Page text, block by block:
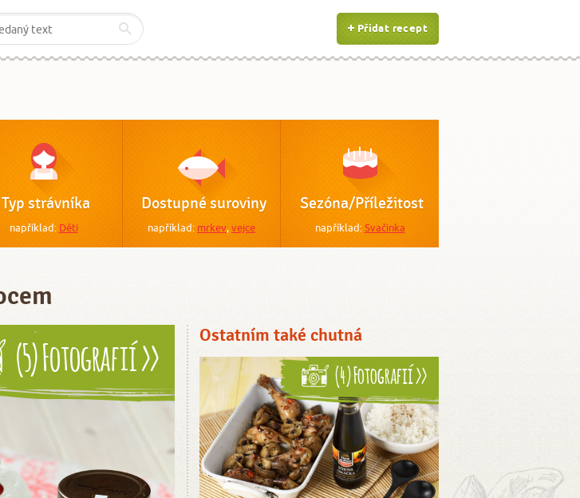
Přidat recept
Typ strávníka
například: Děti
Dostupné suroviny
například: mrkev,vejce
Sezóna/Příležitost
například:Svačinka
Ostatním také chutná
(4) Fotografií >>
(5) Fotografií >>